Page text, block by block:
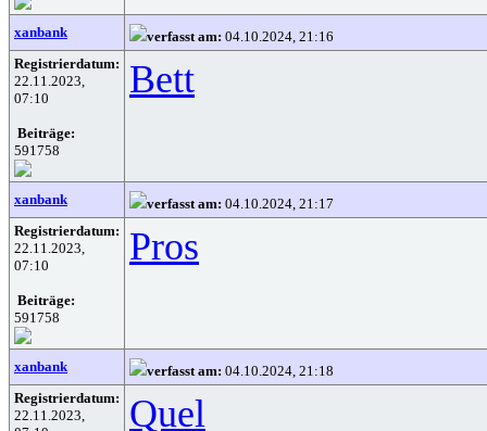
xanbank verfasst am: 04.10.2024, 21:16
Registrierdatum:
22.11.2023,
07:10
Beiträge:
591758
Bett
xanbank verfasst am: 04.10.2024, 21:17
Registrierdatum:
22.11.2023,
07:10
Beiträge:
591758
Pros
xanbank verfasst am: 04.10.2024, 21:18
Registrierdatum:
22.11.2023,
Quel